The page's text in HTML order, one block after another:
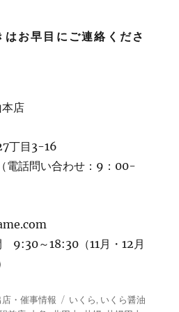
お早目にご連絡くださ
店
丁目3-16
電話問い合わせ：9：00-
9:30～18:30（11月・12月
・催事情報
タ
いくら, いくら醤油